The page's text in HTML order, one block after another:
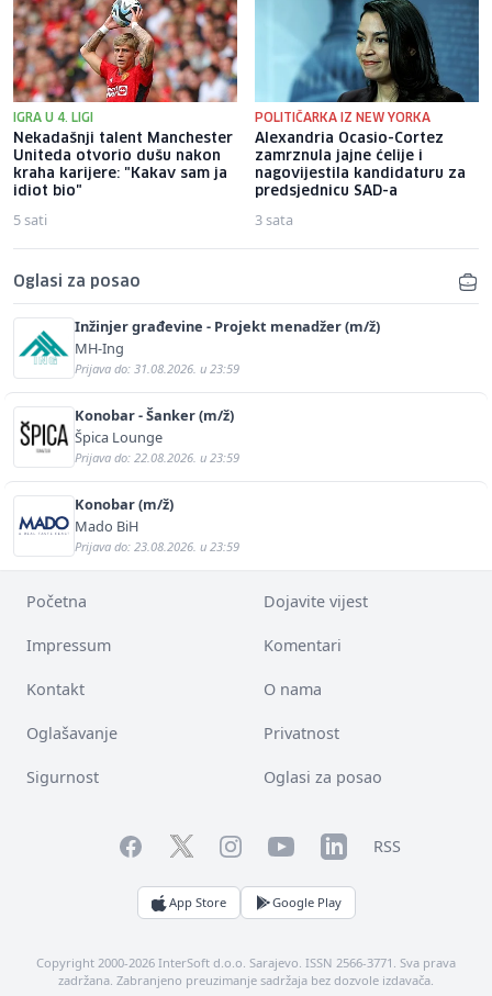
IGRA U 4. LIGI
Nekadašnji talent Manchester
Uniteda otvorio dušu nakon
kraha karijere: "Kakav sam ja
idiot bio"
5 sati
POLITIČARKA IZ NEW YORKA
Alexandria Ocasio-Cortez
zamrznula jajne ćelije i
nagovijestila kandidaturu za
predsjednicu SAD-a
3 sata
Oglasi za posao
Inžinjer građevine - Projekt menadžer (m/ž)
MH-Ing
Prijava do: 31.08.2026. u 23:59
Konobar - Šanker (m/ž)
Špica Lounge
Prijava do: 22.08.2026. u 23:59
Konobar (m/ž)
Mado BiH
Prijava do: 23.08.2026. u 23:59
Početna Dojavite vijest
Impressum Komentari
Kontakt O nama
Oglašavanje Privatnost
Sigurnost Oglasi za posao
FacebookTwitterInstagramYouTubeLinkedInRSS
App Store Google Play
Copyright 2000-2026 InterSoft d.o.o. Sarajevo. ISSN 2566-3771. Sva prava
zadržana. Zabranjeno preuzimanje sadržaja bez dozvole izdavača.